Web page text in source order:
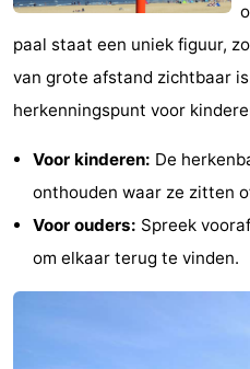
paal staat een uniek figuur,
van grote afstand zichtbaar
herkenningspunt voor
Voor kinderen: De
onthouden waar ze zitten
Voor ouders: Spreek
om elkaar terug te vinden.